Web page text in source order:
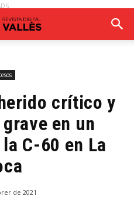
crítico y
en un
C-60 en La
de 2021